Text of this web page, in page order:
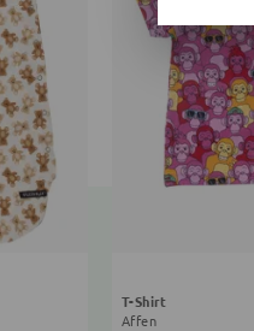
T-Shirt
Affen